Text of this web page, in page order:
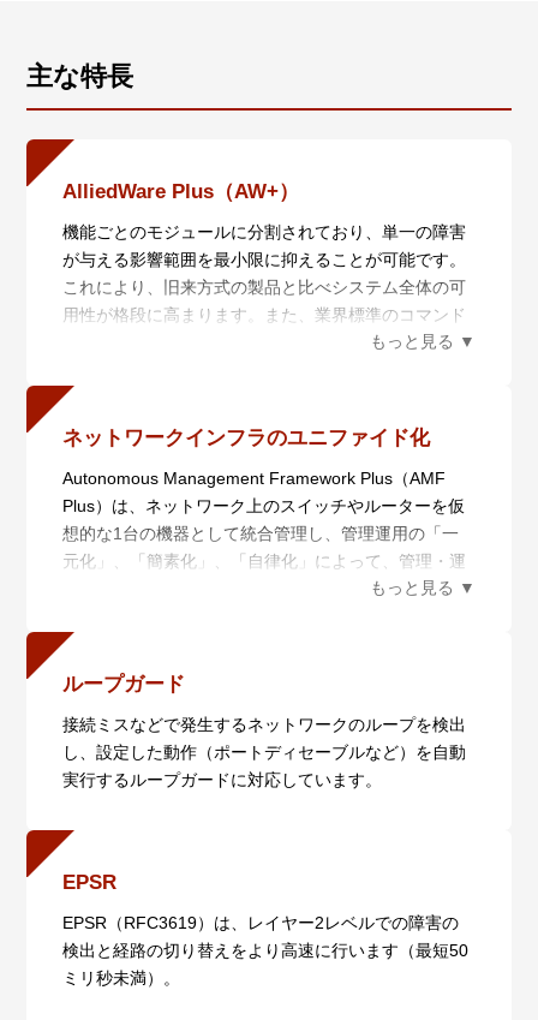
主な特長
AlliedWare Plus（AW+）
機能ごとのモジュールに分割されており、単一の障害
が与える影響範囲を最小限に抑えることが可能です。
これにより、旧来方式の製品と比べシステム全体の可
用性が格段に高まります。また、業界標準のコマンド
体系に準拠し、他社製品からの移行においても、エン
とができます。
ネットワークインフラのユニファイド化
Autonomous Management Framework Plus（AMF
Plus）は、ネットワーク上のスイッチやルーターを仮
想的な1台の機器として統合管理し、管理運用の「一
元化」、「簡素化」、「自律化」によって、管理・運
用に関わるコストの削減を実現するネットワーク仮想
スターと管理されるAMF Plusメンバーからなり、5つ
の機能によりネットワークの統合管理を行います。ま
た、AMF Plusは日々ネットワークの状態を収集分析に
よって学習し、AT-Vista Manager EXと組み合わせて
お使いいただくことで、あらかじめ定義されたポリシ
ーを用いて自動的にネットワークを最適な状態に保ち
者の経験で行われていた業務を平易な作業に落とし込
・ 一元管理（セントライズドマネージメント）
AMF Plusマスターから多数のAMF Plusメンバーを一
元管理します。
・ 自動構築（オートレジリエントコネクション）
ループガード
接続ミスなどで発生するネットワークのループを検出
し、設定した動作（ポートディセーブルなど）を自動
実行するループガードに対応しています。
EPSR
EPSR（RFC3619）は、レイヤー2レベルでの障害の
検出と経路の切り替えをより高速に行います（最短50
ミリ秒未満）。